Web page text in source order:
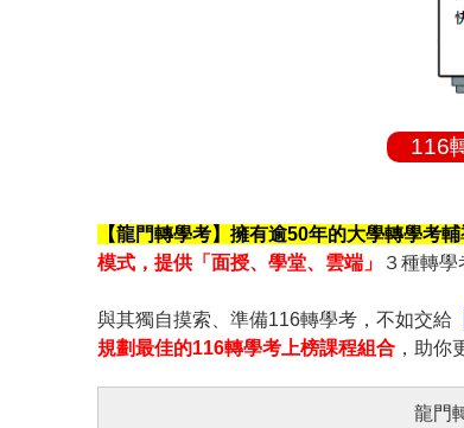
116
【龍門轉學考】擁有逾50年的大學轉學考
模式，提供「面授、學堂、雲端」
３種轉
與其獨自摸索、準備116轉學考，不如交給
規劃最佳的116轉學考上榜課程組合 ，助你
龍門